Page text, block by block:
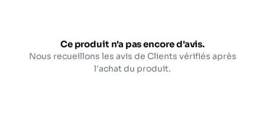
Ce produit n'a pas encore d'avis.
Nous recueillons les avis de Clients vérifiés après
l'achat du produit.